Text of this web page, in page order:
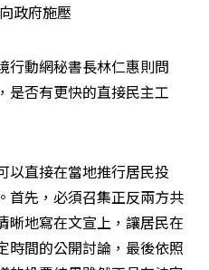
政府施壓
行動網秘書長林仁惠則問
是否有更快的直接民主工
以直接在當地推行居民投
首先，必須召集正反兩方共
晰地寫在文宣上，讓居民在
時間的公開討論，最後依照